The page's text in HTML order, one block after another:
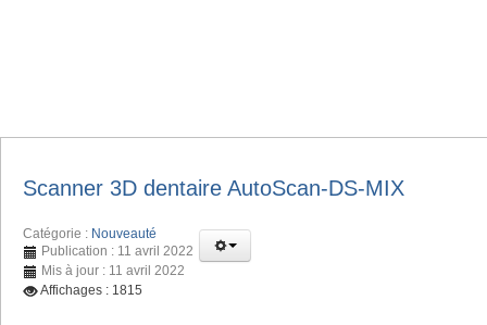
Scanner 3D dentaire AutoScan-DS-MIX
Catégorie : Nouveauté
Publication : 11 avril 2022
Mis à jour : 11 avril 2022
Affichages : 1815